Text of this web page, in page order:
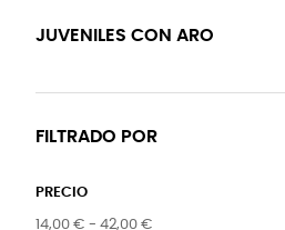
JUVENILES CON ARO
FILTRADO POR
PRECIO
14,00 € - 42,00 €